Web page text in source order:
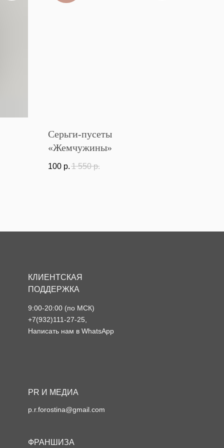
Серьги-пусеты
«Жемчужины»
100 р. 1 550 р.
КЛИЕНТСКАЯ
ПОДДЕРЖКА
9:00-20:00 (по МСК)
+7(932)111-27-25
Написать нам в WhatsApp
PR И МЕДИА
p.r.forostina@gmail.com
ФРАНШИЗА